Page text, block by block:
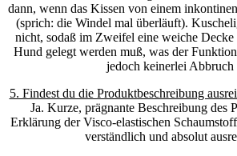
dann, wenn das Kissen von einem
(sprich: die Windel mal überläuft).
nicht, sodaß im Zweifel eine weiche
Hund gelegt werden muß, was der
jedoch keinerlei Abbruch
5. Findest du die Produktbeschreibung
Ja. Kurze, prägnante Beschreibung des
Erklärung der Visco-elastischen
verständlich und absolut